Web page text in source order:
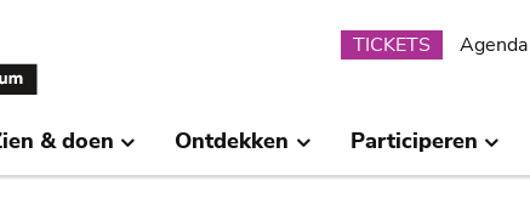
Submenu
TICKETS Agenda
& doen Ontdekken Participeren